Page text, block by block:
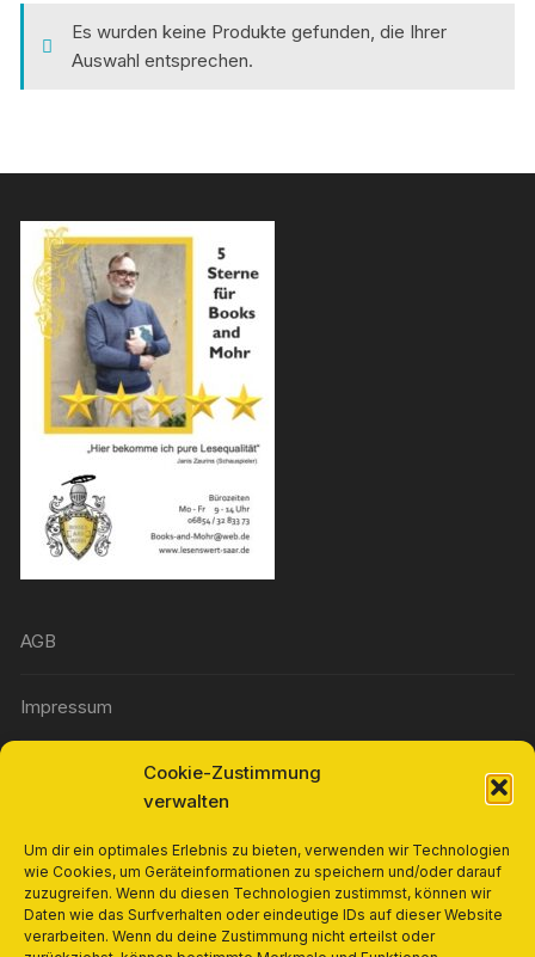
Cookie-Zustimmung
verwalten
Um dir ein optimales Erlebnis zu bieten, verwenden wir Technologien
wie Cookies, um Geräteinformationen zu speichern und/oder darauf
zuzugreifen. Wenn du diesen Technologien zustimmst, können wir
Daten wie das Surfverhalten oder eindeutige IDs auf dieser Website
verarbeiten. Wenn du deine Zustimmung nicht erteilst oder
Es wurden keine Produkte gefunden, die Ihrer
Auswahl entsprechen.
AGB
Impressum
Widerrufsbelehrung
Cookie-Richtlinie (EU)